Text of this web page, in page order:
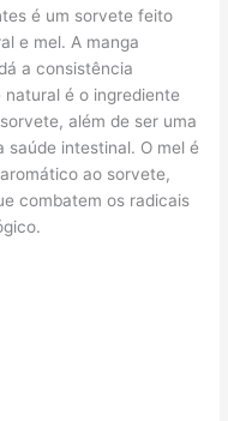
é um sorvete feito
e mel. A manga
a consistência
é o ingrediente
além de ser uma
intestinal. O mel é
ao sorvete,
combatem os radicais